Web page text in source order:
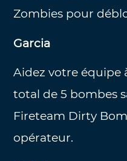
Zombies pour
Garcia
Aidez votre équipe
total de 5 bombes
Fireteam Dirty
opérateur.